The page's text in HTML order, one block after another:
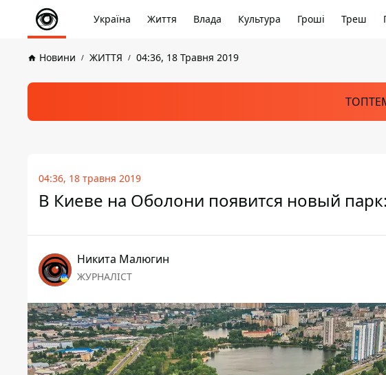
Україна Життя Влада Культура Гроші Треш
Новини ЖИТТЯ 04:36, 18 Травня 2019
04:36, 18 травня 2019
В Киеве на Оболони появится новый
Никита Малюгин
ЖУРНАЛІСТ